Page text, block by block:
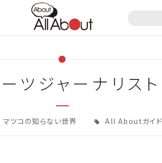
ツジャーナリスト
マツコの知らない世界 All Aboutガイド